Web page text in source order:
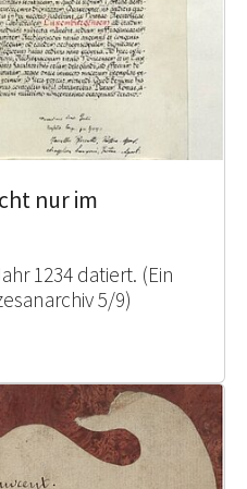
nur im
1234 datiert. (Ein
5/9)